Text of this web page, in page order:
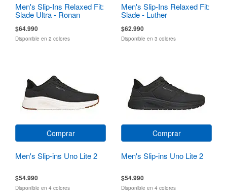
Men's Slip-Ins Relaxed Fit:
Slade Ultra - Ronan
$64.990
Disponible en 2 colores
Men's Slip-Ins Relaxed Fit:
Slade - Luther
$62.990
Disponible en 3 colores
Comprar
Men's Slip-ins Uno Lite 2
$54.990
Disponible en 4 colores
Comprar
Men's Slip-ins Uno Lite 2
$54.990
Disponible en 4 colores